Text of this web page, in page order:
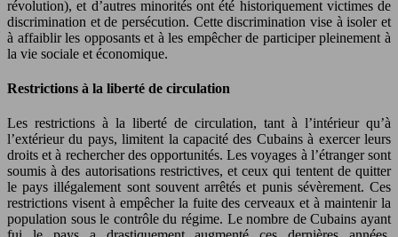
révolution), et d’autres minorités ont été historiquement victimes de
discrimination et de persécution. Cette discrimination vise à isoler et
à affaiblir les opposants et à les empêcher de participer pleinement à
la vie sociale et économique.
Restrictions à la liberté de circulation
Les restrictions à la liberté de circulation, tant à l’intérieur qu’à
l’extérieur du pays, limitent la capacité des Cubains à exercer leurs
droits et à rechercher des opportunités. Les voyages à l’étranger sont
soumis à des autorisations restrictives, et ceux qui tentent de quitter
le pays illégalement sont souvent arrêtés et punis sévèrement. Ces
restrictions visent à empêcher la fuite des cerveaux et à maintenir la
population sous le contrôle du régime. Le nombre de Cubains ayant